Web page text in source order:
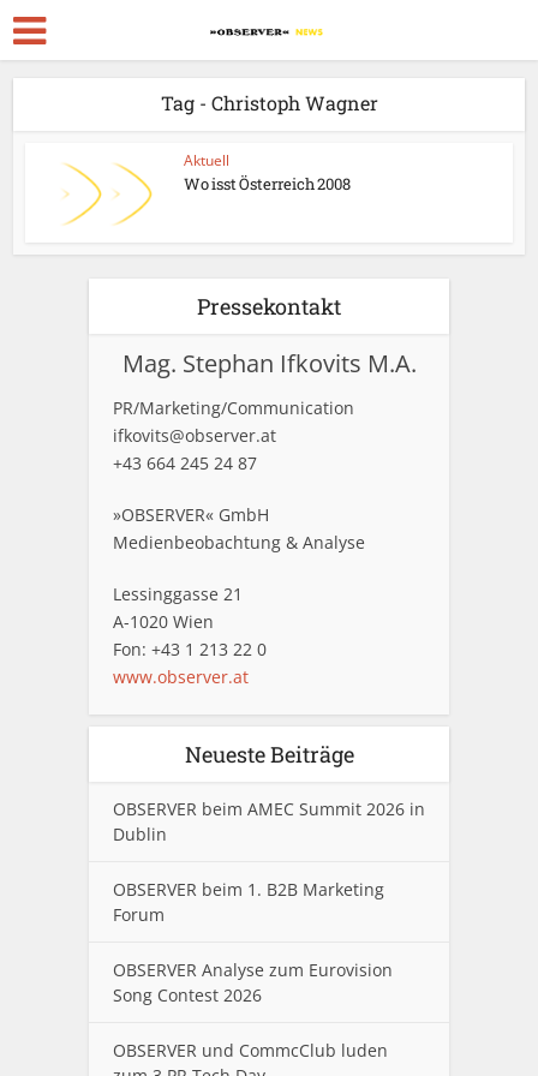
Tag - Christoph Wagner
Aktuell
Wo isst Österreich 2008
Pressekontakt
Mag. Stephan Ifkovits M.A.
PR/Marketing/Communication
ifkovits@observer.at
+43 664 245 24 87
»OBSERVER« GmbH
Medienbeobachtung & Analyse
Lessinggasse 21
A-1020 Wien
Fon: +43 1 213 22 0
www.observer.at
Neueste Beiträge
OBSERVER beim AMEC Summit 2026 in
Dublin
OBSERVER beim 1. B2B Marketing
Forum
OBSERVER Analyse zum Eurovision
Song Contest 2026
OBSERVER und CommcClub luden